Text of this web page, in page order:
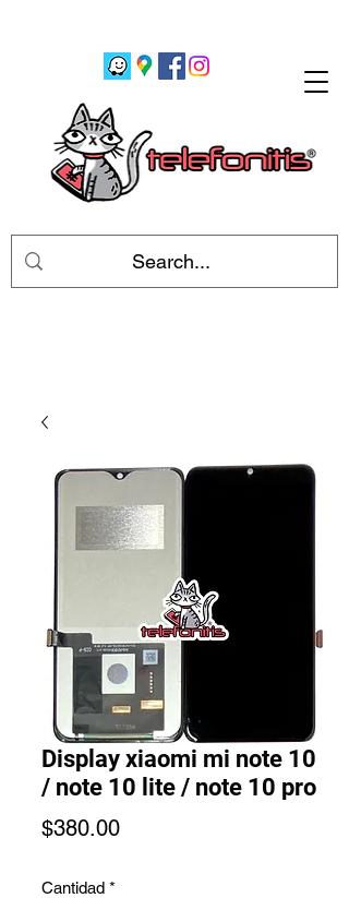
Display xiaomi mi note 10
/ note 10 lite / note 10 pro
$380.00Precio
Cantidad *